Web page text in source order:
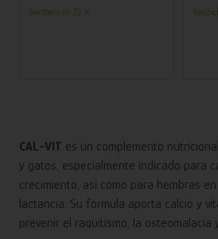
Recíbelo en 72 h.
CAL-VIT es un complemento
y gatos, especialmente indicado para
crecimiento, así como para hembras
lactancia. Su fórmula aporta calcio y
prevenir el raquitismo, la osteomalacia